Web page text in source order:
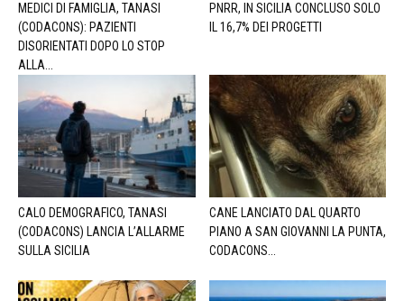
MEDICI DI FAMIGLIA, TANASI
(CODACONS): PAZIENTI
DISORIENTATI DOPO LO STOP
ALLA...
PNRR, IN SICILIA CONCLUSO SOLO
IL 16,7% DEI PROGETTI
CALO DEMOGRAFICO, TANASI
(CODACONS) LANCIA L’ALLARME
SULLA SICILIA
CANE LANCIATO DAL QUARTO
PIANO A SAN GIOVANNI LA PUNTA,
CODACONS...